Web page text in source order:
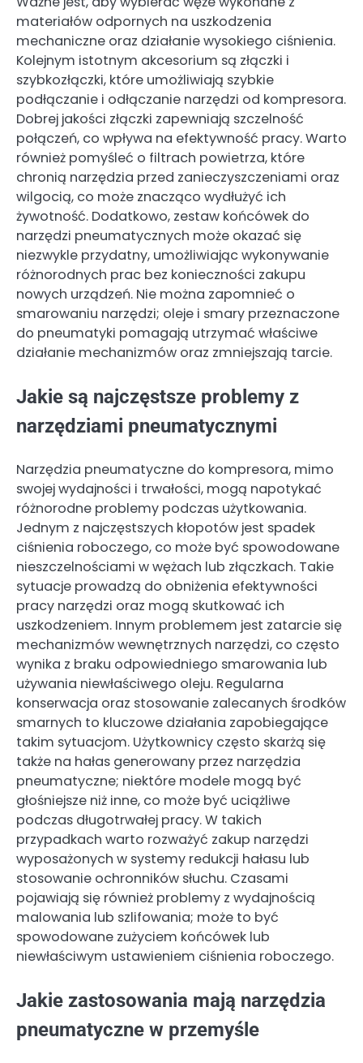
materiałów odpornych na uszkodzenia
mechaniczne oraz działanie wysokiego ciśnienia.
Kolejnym istotnym akcesorium są złączki i
szybkozłączki, które umożliwiają szybkie
podłączanie i odłączanie narzędzi od kompresora.
Dobrej jakości złączki zapewniają szczelność
połączeń, co wpływa na efektywność pracy. Warto
również pomyśleć o filtrach powietrza, które
chronią narzędzia przed zanieczyszczeniami oraz
wilgocią, co może znacząco wydłużyć ich
żywotność. Dodatkowo, zestaw końcówek do
narzędzi pneumatycznych może okazać się
niezwykle przydatny, umożliwiając wykonywanie
różnorodnych prac bez konieczności zakupu
nowych urządzeń. Nie można zapomnieć o
smarowaniu narzędzi; oleje i smary przeznaczone
do pneumatyki pomagają utrzymać właściwe
działanie mechanizmów oraz zmniejszają tarcie.
Jakie są najczęstsze problemy z
narzędziami pneumatycznymi
Narzędzia pneumatyczne do kompresora, mimo
swojej wydajności i trwałości, mogą napotykać
różnorodne problemy podczas użytkowania.
Jednym z najczęstszych kłopotów jest spadek
ciśnienia roboczego, co może być spowodowane
nieszczelnościami w wężach lub złączkach. Takie
sytuacje prowadzą do obniżenia efektywności
pracy narzędzi oraz mogą skutkować ich
uszkodzeniem. Innym problemem jest zatarcie się
mechanizmów wewnętrznych narzędzi, co często
wynika z braku odpowiedniego smarowania lub
używania niewłaściwego oleju. Regularna
konserwacja oraz stosowanie zalecanych środków
smarnych to kluczowe działania zapobiegające
takim sytuacjom. Użytkownicy często skarżą się
także na hałas generowany przez narzędzia
pneumatyczne; niektóre modele mogą być
głośniejsze niż inne, co może być uciążliwe
podczas długotrwałej pracy. W takich
przypadkach warto rozważyć zakup narzędzi
wyposażonych w systemy redukcji hałasu lub
stosowanie ochronników słuchu. Czasami
pojawiają się również problemy z wydajnością
malowania lub szlifowania; może to być
spowodowane zużyciem końcówek lub
niewłaściwym ustawieniem ciśnienia roboczego.
Jakie zastosowania mają narzędzia
pneumatyczne w przemyśle